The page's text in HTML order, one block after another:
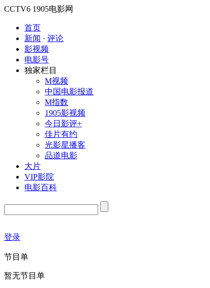
CCTV6 1905电影网
首页
新闻 · 评论
影视频
电影号
独家栏目
M视频
中国电影报道
M指数
1905影视频
今日影评+
佳片有约
光影星播客
品道电影
大片
VIP影院
电影百科
登录
节目单
暂无节目单